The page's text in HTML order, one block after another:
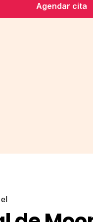
Agendar cita